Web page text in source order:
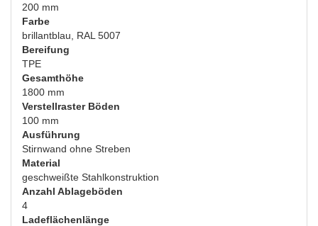
200 mm
Farbe
brillantblau, RAL 5007
Bereifung
TPE
Gesamthöhe
1800 mm
Verstellraster Böden
100 mm
Ausführung
Stirnwand ohne Streben
Material
geschweißte Stahlkonstruktion
Anzahl Ablageböden
4
Ladeflächenlänge